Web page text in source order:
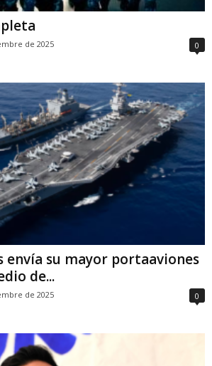
de 2025 0
envía su mayor portaaviones
de...
de 2025 0